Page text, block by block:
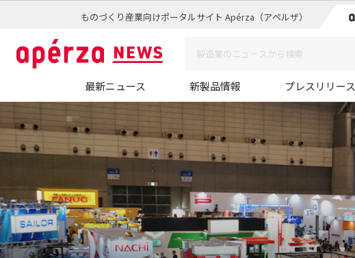
ものづくり産業向けポータルサイト Apérza（アペルザ）
最新ニュース 新製品情報 プレスリリース